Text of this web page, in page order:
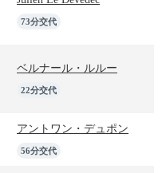
73分交代
ベルナール・ルルー
22分交代
アントワン・デュポン
56分交代